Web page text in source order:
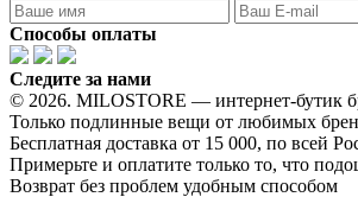
Способы оплаты
Следите за нами
© 2026. MILOSTORE — интернет-бутик
Только подлинные вещи от любимых
Бесплатная доставка от 15 000, по всей
Примерьте и оплатите только то, что
Возврат без проблем удобным способом